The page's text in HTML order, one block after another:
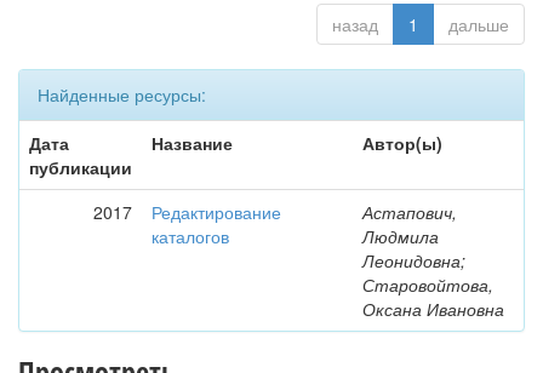
назад 1 дальше
Найденные ресурсы:
Дата
публикации
Название Автор(ы)
2017
Редактирование
каталогов
Астапович,
Людмила
Леонидовна;
Старовойтова,
Оксана Ивановна